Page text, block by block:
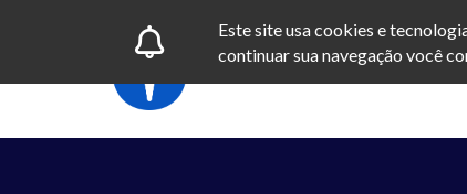
Este site usa cookies e
continuar sua navegação você